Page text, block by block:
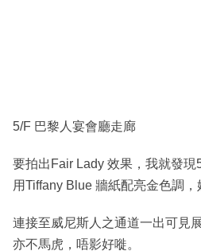
5/F 巴黎人宴會廳走廊
要拍出Fair Lady 效果，我就發
用Tiffany Blue 牆紙配亮金色調，
連接至威尼斯人之通道一出可見
亦不馬虎，唔影好嘥。